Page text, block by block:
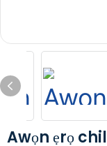
Awọn ẹrọ